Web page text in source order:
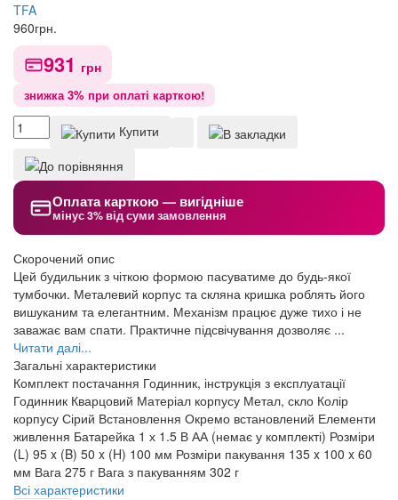
TFA
960грн.
931 грн
знижка 3% при оплаті карткою!
Купити
Оплата карткою — вигідніше
мінус 3% від суми замовлення
Скорочений опис
Цей будильник з чіткою формою пасуватиме до будь-якої
тумбочки. Металевий корпус та скляна кришка роблять його
вишуканим та елегантним. Механізм працює дуже тихо і не
заважає вам спати. Практичне підсвічування дозволяє ...
Читати далі...
Загальні характеристики
Комплект постачання Годинник, інструкція з експлуатації
Годинник Кварцовий Матеріал корпусу Метал, скло Колір
корпусу Сірий Встановлення Окремо встановлений Елементи
живлення Батарейка 1 х 1.5 В АА (немає у комплекті) Розміри
(L) 95 x (B) 50 x (H) 100 мм Розміри пакування 135 x 100 x 60
мм Вага 275 г Вага з пакуванням 302 г
Всі характеристики